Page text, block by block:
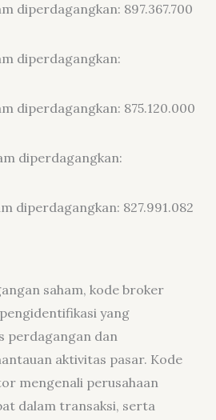
diperdagangkan: 897.367.700
diperdagangkan:
diperdagangkan: 875.120.000
diperdagangkan:
diperdagangkan: 827.991.082
saham, kode broker
yang
perdagangan dan
aktivitas pasar. Kode
mengenali perusahaan
dalam transaksi, serta